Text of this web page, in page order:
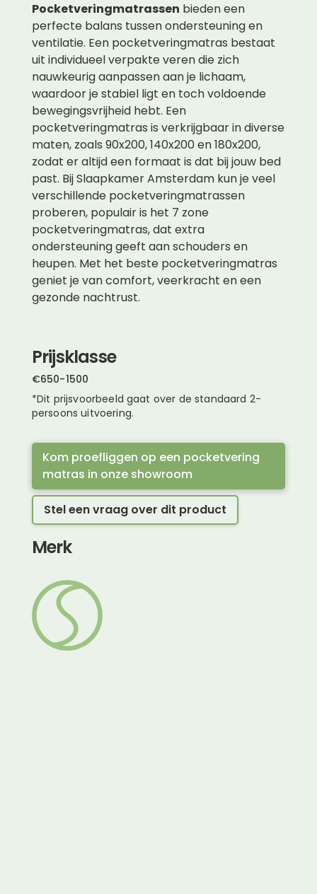
Pocketveringmatrassen bieden een
perfecte balans tussen ondersteuning en
ventilatie. Een pocketveringmatras bestaat
uit individueel verpakte veren die zich
nauwkeurig aanpassen aan je lichaam,
waardoor je stabiel ligt en toch voldoende
bewegingsvrijheid hebt. Een
pocketveringmatras is verkrijgbaar in diverse
maten, zoals 90x200, 140x200 en 180x200,
zodat er altijd een formaat is dat bij jouw bed
past. Bij Slaapkamer Amsterdam kun je veel
verschillende pocketveringmatrassen
proberen, populair is het 7 zone
pocketveringmatras, dat extra
ondersteuning geeft aan schouders en
heupen. Met het beste pocketveringmatras
geniet je van comfort, veerkracht en een
gezonde nachtrust.
Prijsklasse
€650-1500
*Dit prijsvoorbeeld gaat over de standaard 2-
persoons uitvoering.
Kom proefliggen op een pocketvering
matras in onze showroom
Stel een vraag over dit product
Merk